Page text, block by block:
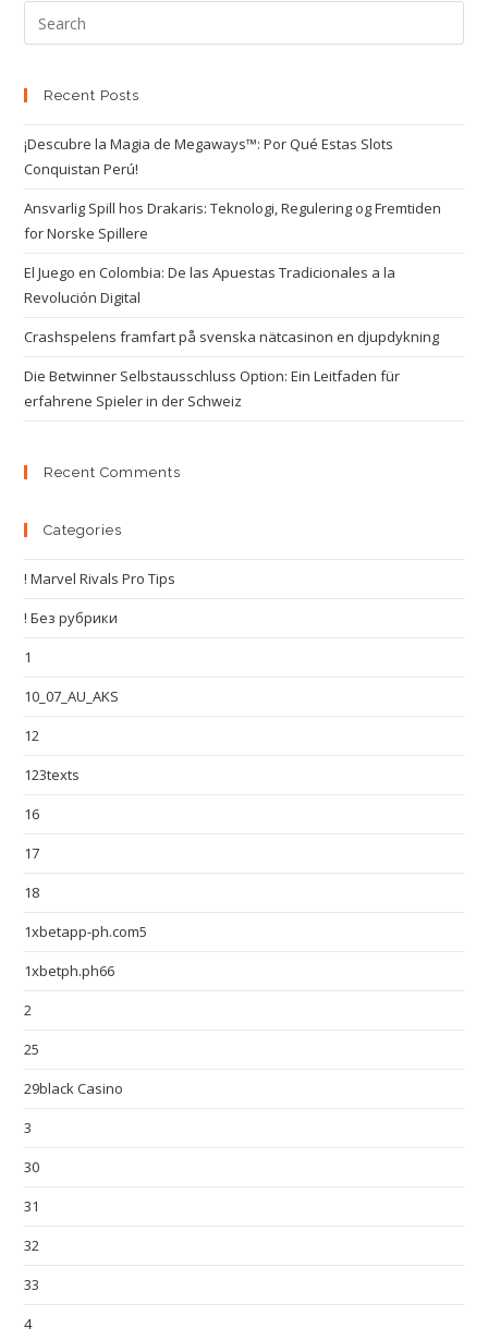
Recent Posts
¡Descubre la Magia de Megaways™: Por Qué Estas Slots
Conquistan Perú!
Ansvarlig Spill hos Drakaris: Teknologi, Regulering og Fremtiden
for Norske Spillere
El Juego en Colombia: De las Apuestas Tradicionales a la
Revolución Digital
Crashspelens framfart på svenska nätcasinon en djupdykning
Die Betwinner Selbstausschluss Option: Ein Leitfaden für
erfahrene Spieler in der Schweiz
Recent Comments
Categories
! Marvel Rivals Pro Tips
! Без рубрики
1
10_07_AU_AKS
12
123texts
16
17
18
1xbetapp-ph.com5
1xbetph.ph66
2
25
29black Casino
3
30
31
32
33
4